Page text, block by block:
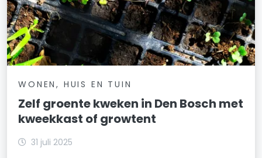
WONEN, HUIS EN TUIN
Zelf groente kweken in Den Bosch met
kweekkast of growtent
31 juli 2025